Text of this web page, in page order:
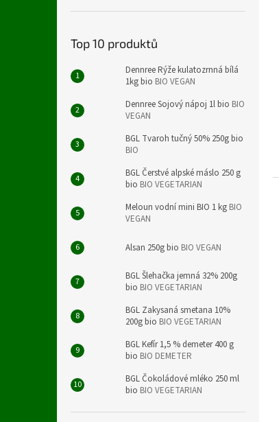
Top 10 produktů
Dennree Rýže kulatozrnná bílá
1kg bio BIO VEGAN
Dennree Sojový nápoj 1l bio BIO
VEGAN
BGL Tvaroh tučný 50% 250g bio
BIO
BGL Čerstvé alpské máslo 250 g
bio BIO VEGETARIAN
Meloun vodní mini BIO 1 kg BIO
VEGAN
Alsan 250g bio BIO VEGAN
BGL Šlehačka jemná 32% 200g
bio BIO VEGETARIAN
BGL Zakysaná smetana 10%
200g bio BIO VEGETARIAN
BGL Kefír 1,5 % demeter 400 g
bio BIO DEMETER
BGL Čokoládové mléko 250 ml
bio BIO VEGETARIAN